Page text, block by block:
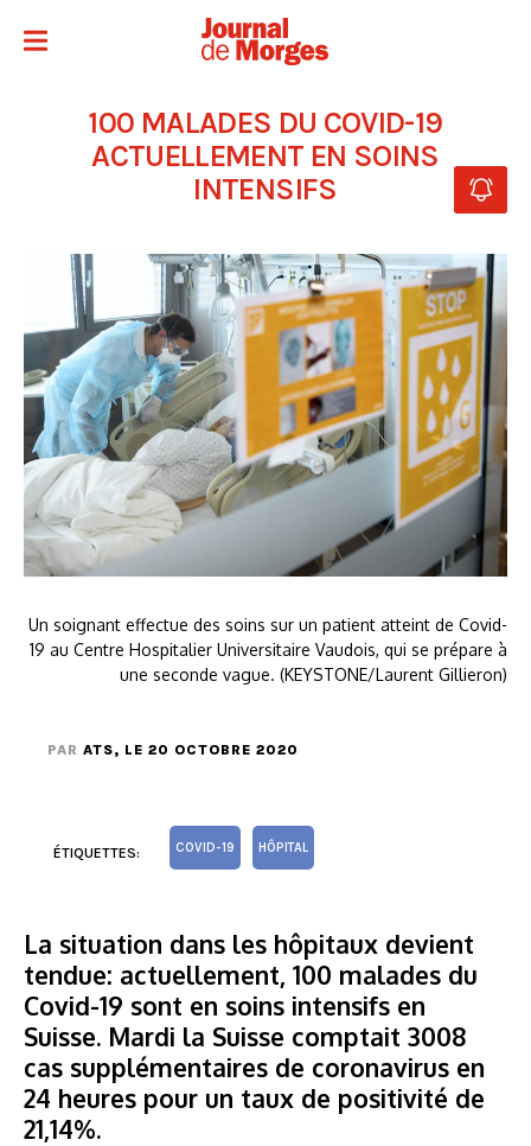
100 MALADES DU COVID-19
ACTUELLEMENT EN SOINS
INTENSIFS
Un soignant effectue des soins sur un patient atteint de Covid-
19 au Centre Hospitalier Universitaire Vaudois, qui se prépare à
une seconde vague. (KEYSTONE/Laurent Gillieron)
PAR ATS, LE 20 OCTOBRE 2020
ÉTIQUETTES: COVID-19 HÔPITAL
La situation dans les hôpitaux devient
tendue: actuellement, 100 malades du
Covid-19 sont en soins intensifs en
Suisse. Mardi la Suisse comptait 3008
cas supplémentaires de coronavirus en
24 heures pour un taux de positivité de
21,14%.